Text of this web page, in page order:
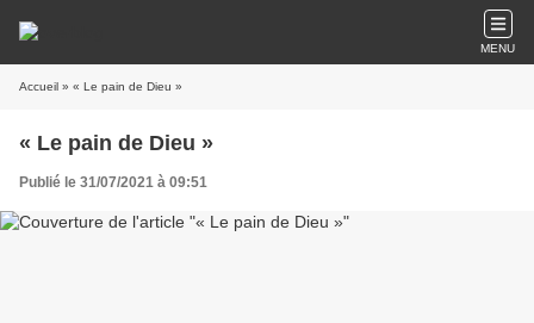
MENU
Accueil » « Le pain de Dieu »
« Le pain de Dieu »
Publié le 31/07/2021 à 09:51